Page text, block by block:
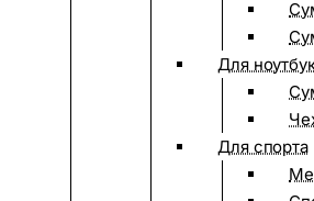
Для
Для спорта